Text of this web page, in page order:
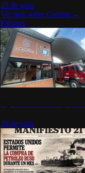
25 de julio
Ver más sobreCultura →
Estados
28 de julio